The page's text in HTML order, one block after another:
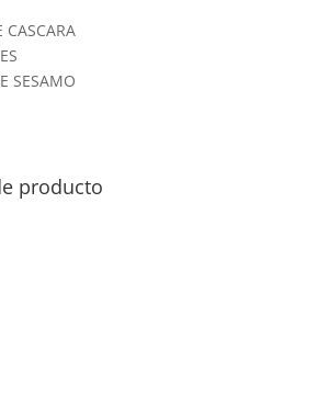
CASCARA
SESAMO
producto